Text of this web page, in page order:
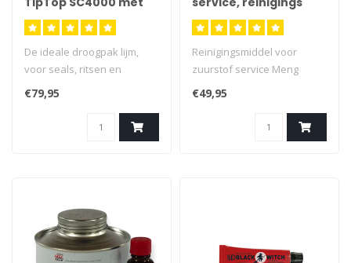
harder 0.7Kg
De ideale droogpak lijm,
voor seals, ritsen en
schoentjes Kleurt Zwart
(donker grijs)
€79,95
vloeistof
Reinigingsmiddel voor
zuurstof service Meng
verhouding 3% tot 5% Ideaal
voor in ultrasoon bad
€49,95